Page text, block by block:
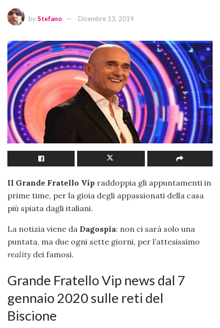
byStefano Dicembre 13, 2019
Il Grande Fratello Vip raddoppia gli appuntamenti in
prime time, per la gioia degli appassionati della casa
più spiata dagli italiani.
La notizia viene da Dagospia: non ci sarà solo una
puntata, ma due ogni sette giorni, per l’attesissimo
reality dei famosi.
Grande Fratello Vip news dal 7
gennaio 2020 sulle reti del
Biscione